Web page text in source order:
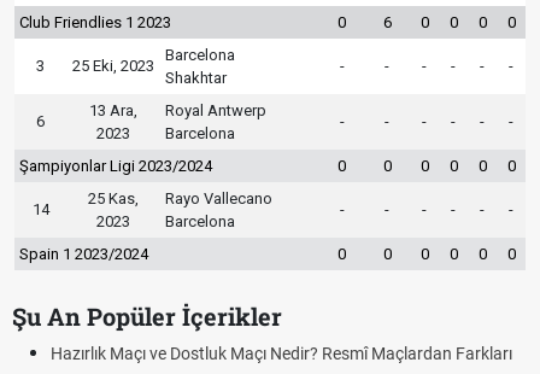
Club Friendlies 1 2023 0 6 0 0 0 0
3 25 Eki, 2023
Barcelona
Shakhtar
- - - - - -
6
13 Ara,
2023
Royal Antwerp
Barcelona
- - - - - -
Şampiyonlar Ligi 2023/2024 0 0 0 0 0 0
14
25 Kas,
2023
Rayo Vallecano
Barcelona
- - - - - -
Spain 1 2023/2024 0 0 0 0 0 0
Şu An Popüler İçerikler
Hazırlık Maçı ve Dostluk Maçı Nedir? Resmî Maçlardan Farkları